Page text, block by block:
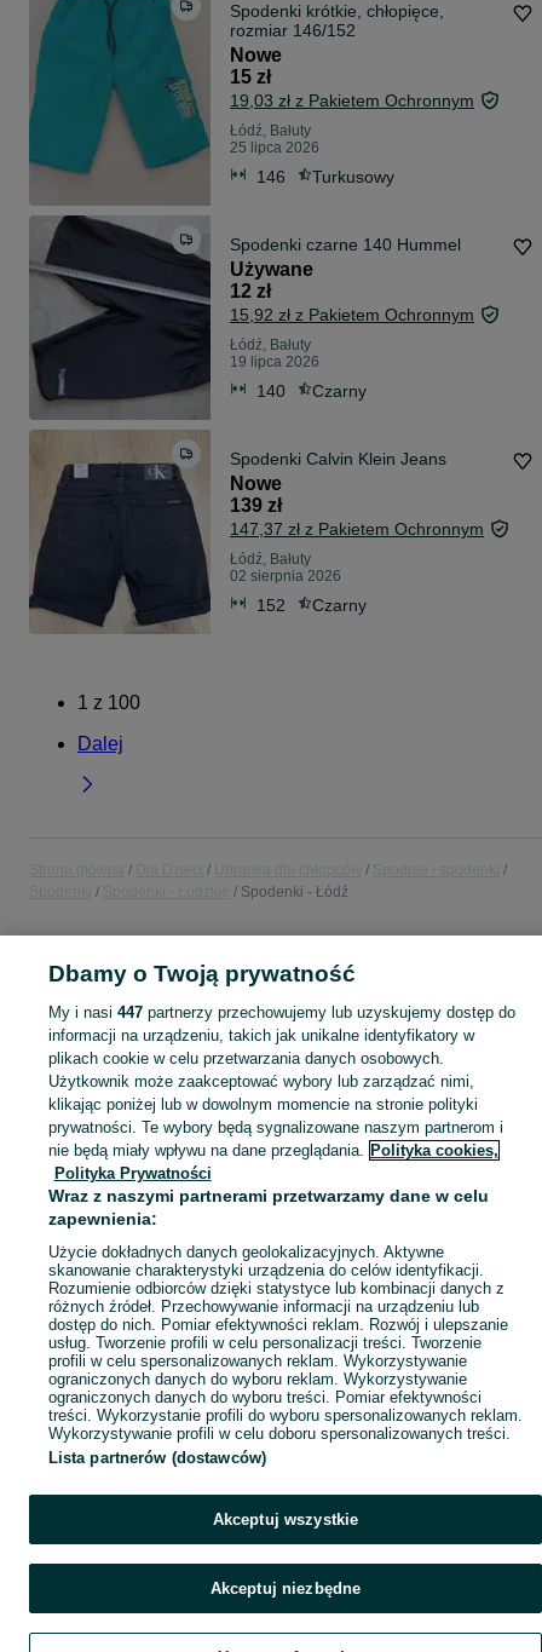
Spodenki krótkie, chłopięce,
rozmiar 146/152
Nowe
15 zł
19,03 zł z Pakietem Ochronnym
Łódź, Bałuty
25 lipca 2026
146 Turkusowy
Spodenki czarne 140 Hummel
Używane
12 zł
15,92 zł z Pakietem Ochronnym
Łódź, Bałuty
19 lipca 2026
140 Czarny
Spodenki Calvin Klein Jeans
Nowe
139 zł
147,37 zł z Pakietem Ochronnym
Łódź, Bałuty
02 sierpnia 2026
152 Czarny
1 z 100
Dalej
Spodenki - Łódź
KATEGORIA
ubranko do chrztu dla chłopca,ubranka na roczek dla chłopca Zobacz
Mapa kategorii
Mapa miejscowości
Mapa ministron
Popularne wyszukiwania
Dbamy o Twoją prywatność
My i nasi 447partnerzy przechowujemy lub uzyskujemy dostęp do
informacji na urządzeniu, takich jak unikalne identyfikatory w
plikach cookie w celu przetwarzania danych osobowych.
Użytkownik może zaakceptować wybory lub zarządzać nimi,
klikając poniżej lub w dowolnym momencie na stronie polityki
prywatności. Te wybory będą sygnalizowane naszym partnerom i
nie będą miały wpływu na dane przeglądania. Polityka cookies,
Polityka Prywatności
Wraz z naszymi partnerami przetwarzamy dane w celu
zapewnienia:
Użycie dokładnych danych geolokalizacyjnych. Aktywne
skanowanie charakterystyki urządzenia do celów identyfikacji.
Rozumienie odbiorców dzięki statystyce lub kombinacji danych z
różnych źródeł. Przechowywanie informacji na urządzeniu lub
dostęp do nich. Pomiar efektywności reklam. Rozwój i ulepszanie
usług. Tworzenie profili w celu personalizacji treści. Tworzenie
profili w celu spersonalizowanych reklam. Wykorzystywanie
ograniczonych danych do wyboru reklam. Wykorzystywanie
ograniczonych danych do wyboru treści. Pomiar efektywności
treści. Wykorzystanie profili do wyboru spersonalizowanych reklam.
Wykorzystywanie profili w celu doboru spersonalizowanych treści.
Lista partnerów (dostawców)
Akceptuj wszystkie
Akceptuj niezbędne